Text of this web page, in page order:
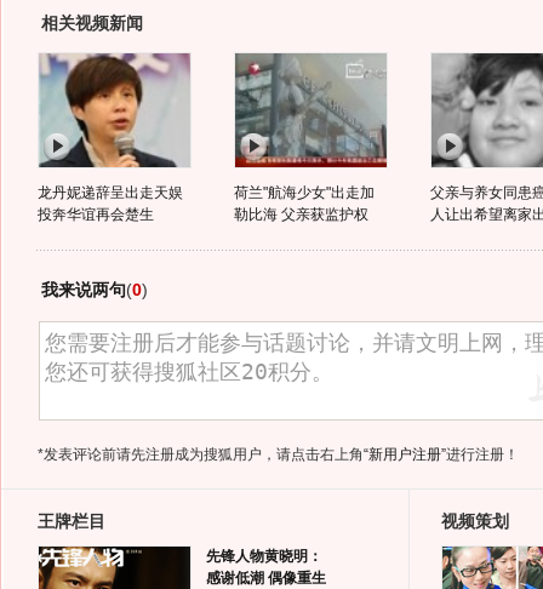
相关视频新闻
龙丹妮递辞呈出走天娱
投奔华谊再会楚生
荷兰"航海少女"出走加
勒比海 父亲获监护权
父亲与养女同患
人让出希望离家
我来说两句(0)
*发表评论前请先注册成为搜狐用户，请点击右上角“新用户注册”进行注册！
王牌栏目
先锋人物黄晓明：
感谢低潮 偶像重生
视频策划